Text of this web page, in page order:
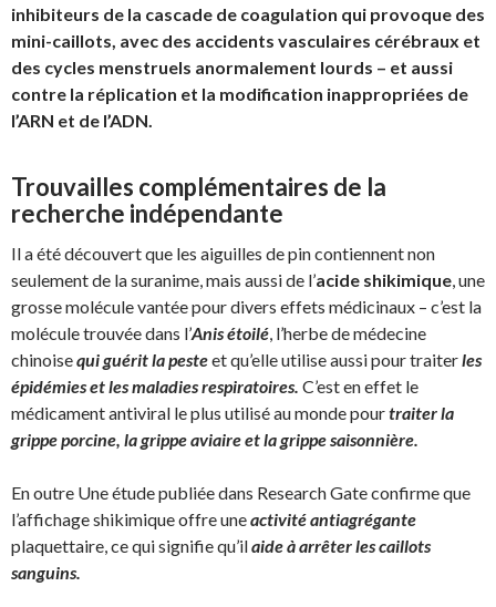
inhibiteurs de la cascade de coagulation qui provoque des
mini-caillots, avec des accidents vasculaires cérébraux et
des cycles menstruels anormalement lourds – et aussi
contre la réplication et la modification inappropriées de
l’ARN et de l’ADN.
Trouvailles complémentaires de la
recherche indépendante
Il a été découvert que les aiguilles de pin contiennent non
seulement de la suranime, mais aussi de l’acide shikimique, une
grosse molécule vantée pour divers effets médicinaux – c’est la
molécule trouvée dans l’Anis étoilé, l’herbe de médecine
chinoisequi guérit la pesteet qu’elle utilise aussi pour traiterles
épidémies et les maladies respiratoires. C’est en effet le
médicament antiviral le plus utilisé au monde pourtraiter la
grippe porcine, la grippe aviaire et la grippe saisonnière.
En outre Une étude publiée dans Research Gate confirme que
l’affichage shikimique offre uneactivité antiagrégante
plaquettaire, ce qui signifie qu’ilaide à arrêter les caillots
sanguins.